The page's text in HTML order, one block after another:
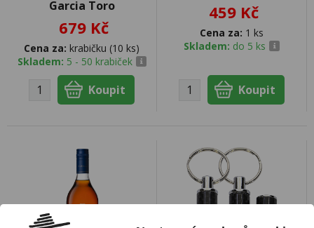
Garcia Toro
679 Kč
Cena za: krabičku (10 ks)
Skladem: 5 - 50 krabiček
459 Kč
Cena za: 1 ks
Skladem: do 5 ks